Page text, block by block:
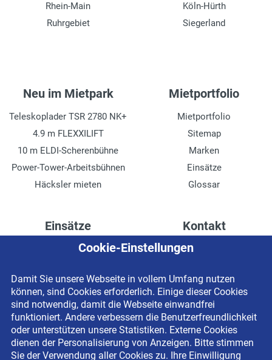
Rhein-Main
Ruhrgebiet
Köln-Hürth
Siegerland
Neu im Mietpark
Teleskoplader TSR 2780 NK+
4.9 m FLEXXILIFT
10 m ELDI-Scherenbühne
Power-Tower-Arbeitsbühnen
Häcksler mieten
Mietportfolio
Mietportfolio
Sitemap
Marken
Einsätze
Glossar
Einsätze
Höhenzugang für
Drainage verlegen
Fassadenreinigung
Terrasse anlegen
Ladenbau
Kontakt
Kontaktformular
Impressum
Datenschutzerklärung
Newsletter-Anmeldung
Cookie-Einstellungen
Damit Sie unsere Webseite in vollem Umfang nutzen
können, sind Cookies erforderlich. Einige dieser Cookies
sind notwendig, damit die Webseite einwandfrei
funktioniert. Andere verbessern die Benutzerfreundlichkeit
oder unterstützen unsere Statistiken. Externe Cookies
dienen der Personalisierung von Anzeigen. Bitte stimmen
Sie der Verwendung aller Cookies zu. Ihre Einwilligung